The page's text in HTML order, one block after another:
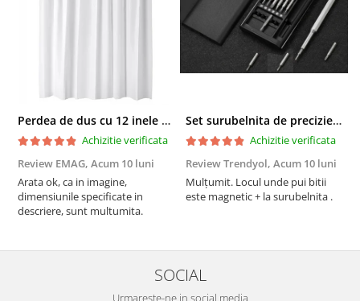
Perdea de dus cu 12 inele plastic incluse, 200x180 cm, alba
Achizitie verificata
Review EMAG, Acum 10 luni
Arata ok, ca in imagine,
dimensiunile specificate in
descriere, sunt multumita.
Set surubelnita de precizie cu 24 de capete, cutie glisanta
Achizitie verificata
Review Trendyol, Acum 10 luni
Mulțumit. Locul unde pui bitii
este magnetic + la surubelnita .
SOCIAL
Urmareste-ne in social media